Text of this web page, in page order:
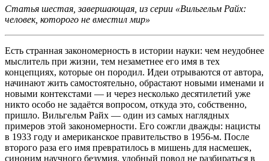
Статья шестая, завершающая, из серии «Вильгельм Райх:
человек, которого не вместил мир»
Есть странная закономерность в истории науки: чем неудобнее
мыслитель при жизни, тем незаметнее его имя в тех
концепциях, которые он породил. Идеи отрываются от автора,
начинают жить самостоятельно, обрастают новыми именами и
новыми контекстами — и через несколько десятилетий уже
никто особо не задаётся вопросом, откуда это, собственно,
пришло. Вильгельм Райх — один из самых наглядных
примеров этой закономерности. Его сожгли дважды: нацисты
в 1933 году и американское правительство в 1956-м. После
второго раза его имя превратилось в мишень для насмешек,
синоним научного безумия, удобный повод не разбираться в